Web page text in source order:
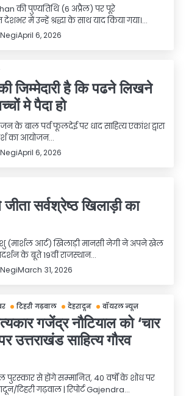
की पुण्यतिथि (6 अप्रैल) पर पूरे
में उन्हें श्रद्धा के साथ याद किया गया।…
April 6, 2026
जिम्मेदारी है कि पढने लिखने
मे पैदा हो
बाल पर्व फूलदेई पर धाद साहित्य एकांश द्वारा
का आयोजन…
April 6, 2026
जीता सर्वश्रेष्ठ खिलाड़ी का
(मार्शल आर्ट) खिलाड़ी मानसी नेगी ने अपने खेल
के बूते 19वीं राजस्थान…
March 31, 2026
टिहरी गढ़वाल देहरादून वॉयरल न्यूज़
गजेंद्र नौटियाल को ‘चार
उत्तराखंड साहित्य गौरव
पुरस्कार से होंगे सम्मानित, 40 वर्षों के शोध पर
टिहरी गढ़वाल | रिपोर्ट Gajendra…